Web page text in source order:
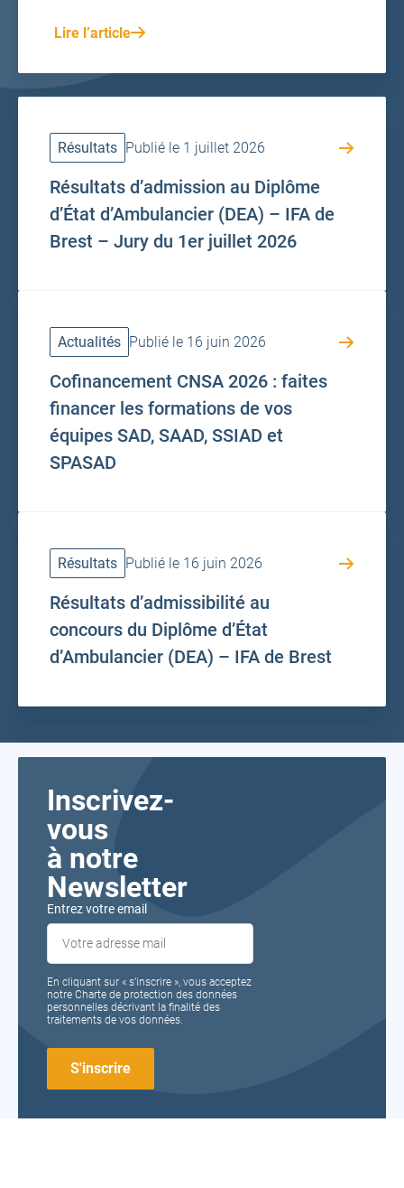
Lire l’article
Résultats Publié le 1 juillet 2026
Résultats d’admission au Diplôme
d’État d’Ambulancier (DEA) – IFA de
Brest – Jury du 1er juillet 2026
Actualités Publié le 16 juin 2026
Cofinancement CNSA 2026 : faites
financer les formations de vos
équipes SAD, SAAD, SSIAD et
SPASAD
Résultats Publié le 16 juin 2026
Résultats d’admissibilité au
concours du Diplôme d’État
d’Ambulancier (DEA) – IFA de Brest
Inscrivez-
vous
à notre
Newsletter
Entrez votre email
En cliquant sur « s’inscrire », vous acceptez
notre Charte de protection des données
personnelles décrivant la finalité des
traitements de vos données.